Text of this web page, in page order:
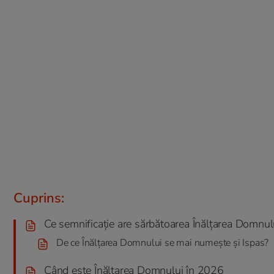
Cuprins:
Ce semnificație are sărbătoarea Înălțarea
De ce Înălțarea Domnului se mai numește și Ispas?
Când este Înălțarea Domnului în 2026